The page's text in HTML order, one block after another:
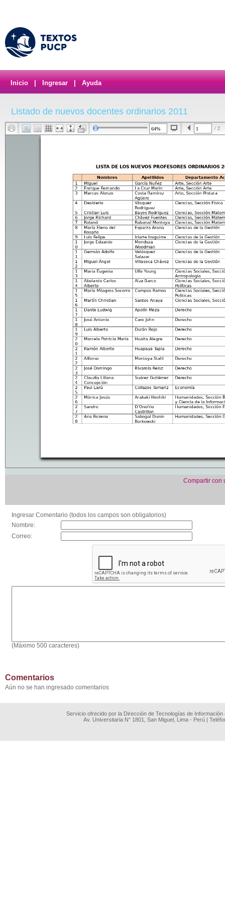
Inicio Ingresar Ayuda
Listado de nuevos docentes ordinarios 2011
/ 2
Compartir con
Ingresar Comentario (todos los campos son obligatorios)
Nombre:
Correo:
(Máximo 500 caracteres)
Comentarios
Aún no se han ingresado comentarios
Servicio ofrecido por la Dirección de Tecnologías de
Av. Universitaria N° 1801, San Miguel, Lima - Perú |